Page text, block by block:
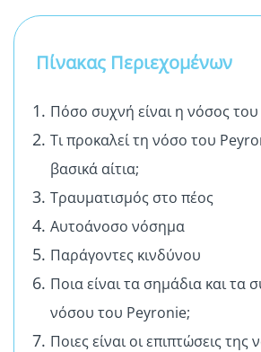
Πίνακας Περιεχομένων
Πόσο συχνή είναι η νόσος
Τι προκαλεί τη νόσο του
βασικά αίτια;
Τραυματισμός στο πέος
Αυτοάνοσο νόσημα
Παράγοντες κινδύνου
Ποια είναι τα σημάδια και τα
νόσου του Peyronie;
Ποιες είναι οι επιπτώσεις της